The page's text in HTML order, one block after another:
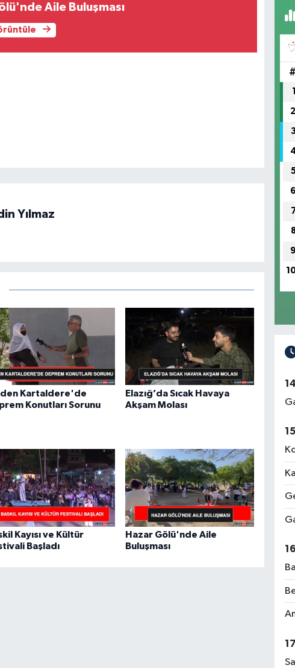
Aile Buluşması
Yılmaz
Kartaldere'de
Konutları Sorunu
Elazığ’da Sıcak Havaya
Akşam Molası
Kayısı ve Kültür
Başladı
Hazar Gölü'nde Aile
Buluşması
#
1
2
6
9